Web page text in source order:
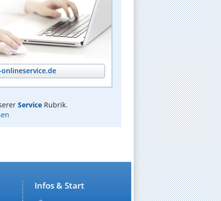
ServiceRubrik.
Infos & Start